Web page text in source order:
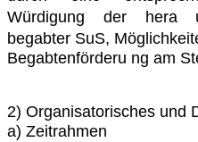
Würdigung der hera
begabter SuS,
Begabtenförderu ng am
2) Organisatorisches und
a) Zeitrahmen